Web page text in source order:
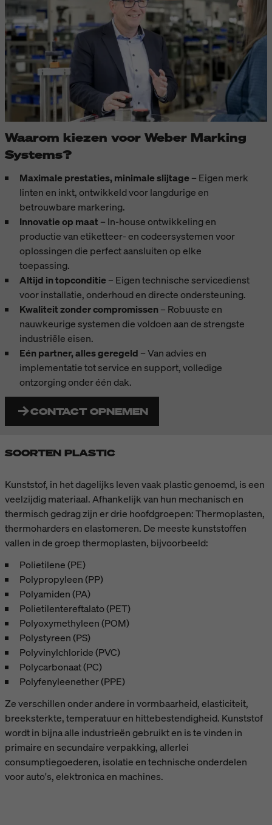
Waarom kiezen voor Weber Marking
Systems?
Maximale prestaties, minimale slijtage– Eigen merk
linten en inkt, ontwikkeld voor langdurige en
betrouwbare markering.
Innovatie op maat – In-house ontwikkeling en
productie van etiketteer- en codeersystemen voor
oplossingen die perfect aansluiten op elke
toepassing.
Altijd in topconditie– Eigen technische servicedienst
voor installatie, onderhoud en directe ondersteuning.
Kwaliteit zonder compromissen – Robuuste en
nauwkeurige systemen die voldoen aan de strengste
industriële eisen.
Eén partner, alles geregeld – Van advies en
implementatie tot service en support, volledige
ontzorging onder één dak.
CONTACT OPNEMEN
SOORTEN PLASTIC
Kunststof, in het dagelijks leven vaak plastic genoemd, is een
veelzijdig materiaal. Afhankelijk van hun mechanisch en
thermisch gedrag zijn er drie hoofdgroepen: Thermoplasten,
thermoharders en elastomeren. De meeste kunststoffen
vallen in de groep thermoplasten, bijvoorbeeld:
Polietilene (PE)
Polypropyleen (PP)
Polyamiden (PA)
Polietilentereftalato (PET)
Polyoxymethyleen (POM)
Polystyreen (PS)
Polyvinylchloride (PVC)
Polycarbonaat (PC)
Polyfenyleenether (PPE)
Ze verschillen onder andere in vormbaarheid, elasticiteit,
breeksterkte, temperatuur en hittebestendigheid. Kunststof
wordt in bijna alle industrieën gebruikt en is te vinden in
primaire en secundaire verpakking, allerlei
consumptiegoederen, isolatie en technische onderdelen
voor auto's, elektronica en machines.